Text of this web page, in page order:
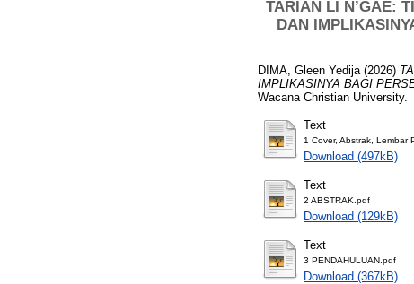
TARIAN LI N’GAE:
DAN
DIMA, Gleen Yedija (2026)
IMPLIKASINYA BAGI
Wacana Christian University.
Text
1 Cover, Abstrak,
Download (497kB)
Text
2 ABSTRAK.pdf
Download (129kB)
Text
3 PENDAHULUAN.pdf
Download (367kB)